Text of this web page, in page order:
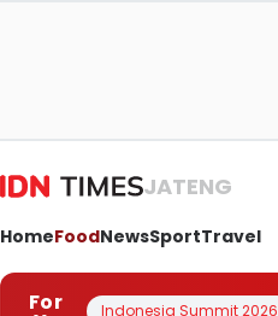
JATENG
HomeFoodNewsSportTravel
For Indonesia Summit 2026